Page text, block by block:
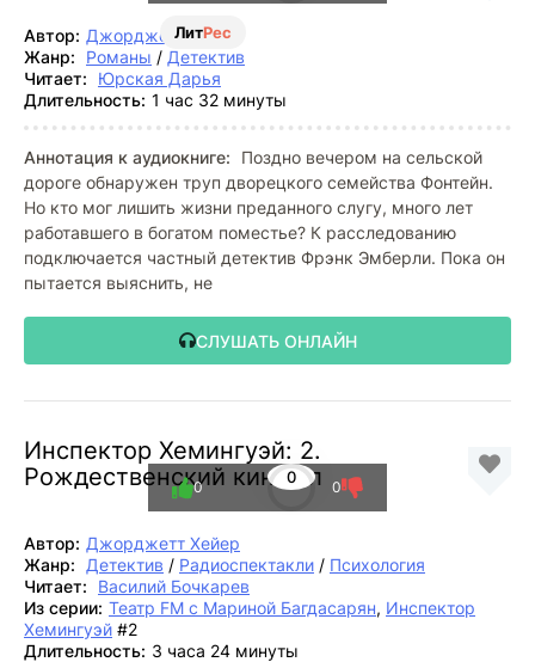
ЛитРес
Автор: Джорджетт Хейер
Жанр:
Романы / Детектив
Читает:
Юрская Дарья
Длительность: 1 час 32 минуты
Аннотация к аудиокниге:
Поздно вечером на сельской
дороге обнаружен труп дворецкого семейства Фонтейн.
Но кто мог лишить жизни преданного слугу, много лет
работавшего в богатом поместье? К расследованию
подключается частный детектив Фрэнк Эмберли. Пока он
пытается выяснить, не
СЛУШАТЬ ОНЛАЙН
Инспектор Хемингуэй: 2.
Рождественский кинжал
0
0 0
Автор: Джорджетт Хейер
Жанр:
Детектив / Радиоспектакли / Психология
Читает:
Василий Бочкарев
Из серии: Театр FM с Мариной Багдасарян, Инспектор
Хемингуэй #2
Длительность: 3 часа 24 минуты